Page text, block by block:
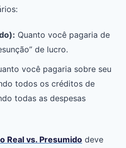
Quanto você pagaria de
de lucro.
você pagaria sobre seu
todos os créditos de
todas as despesas
Real vs. Presumido deve